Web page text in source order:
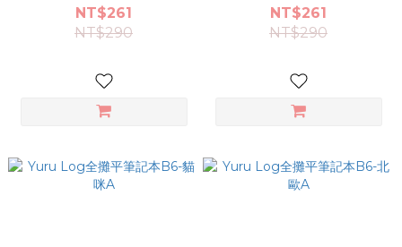
NT$261
NT$290
NT$261
NT$290